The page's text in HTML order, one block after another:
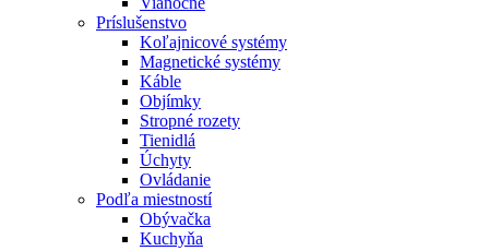
Príslušenstvo
Koľajnicové systémy
Magnetické systémy
Káble
Objímky
Stropné rozety
Tienidlá
Úchyty
Ovládanie
Podľa miestností
Obývačka
Kuchyňa